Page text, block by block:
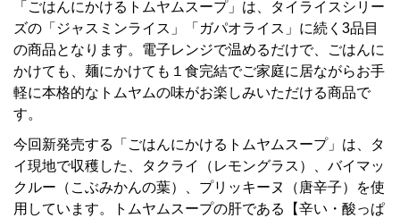
「ごはんにかけるトムヤムスープ」は、タイライスシリー
ズの「ジャスミンライス」「ガパオライス」に続く3品目
の商品となります。電子レンジで温めるだけで、ごはんに
かけても、麺にかけても１食完結でご家庭に居ながらお手
軽に本格的なトムヤムの味がお楽しみいただける商品で
す。
今回新発売する「ごはんにかけるトムヤムスープ」は、タ
イ現地で収穫した、タクライ（レモングラス）、バイマッ
クルー（こぶみかんの葉）、プリッキーヌ（唐辛子）を使
用しています。トムヤムスープの肝である【辛い・酸っぱ